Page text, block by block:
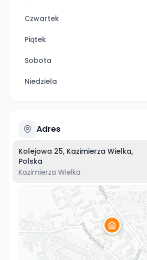
Czwartek
Piątek
Sobota
Niedziela
Adres
Kolejowa 25, Kazimierza Wielka,
Polska
Kazimierza Wielka